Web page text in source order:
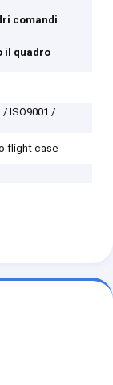
comandi
il quadro
/ ISO9001 /
flight case